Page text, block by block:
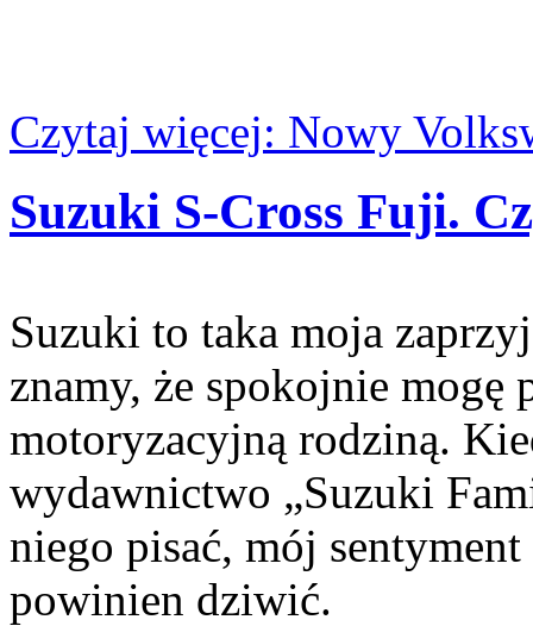
Czytaj więcej: Nowy
Suzuki S-Cross Fuji.
Suzuki to taka moja
znamy, że spokojnie mogę
motoryzacyjną rodziną.
wydawnictwo „Suzuki
niego pisać, mój
powinien dziwić.